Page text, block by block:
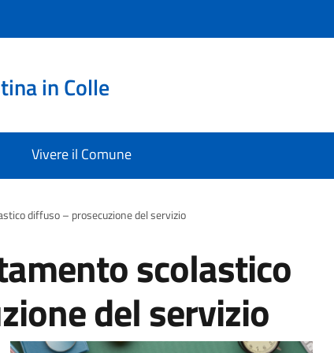
in Colle
Vivere il Comune
diffuso – prosecuzione del servizio
scolastico
del servizio